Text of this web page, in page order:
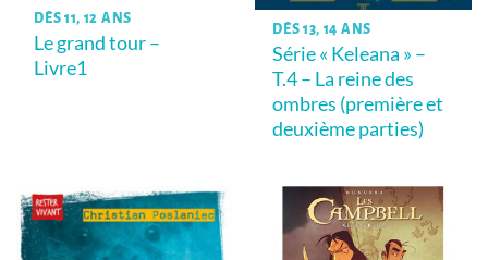
DÈS 11, 12 ANS
Le grand tour –
Livre1
DÈS 13, 14 ANS
Série « Keleana » –
T.4 – La reine des
ombres (première et
deuxième parties)